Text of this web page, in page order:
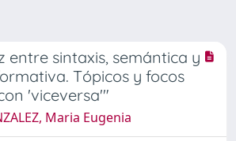
entre sintaxis, semántica y
Tópicos y focos
'viceversa'"
Maria Eugenia